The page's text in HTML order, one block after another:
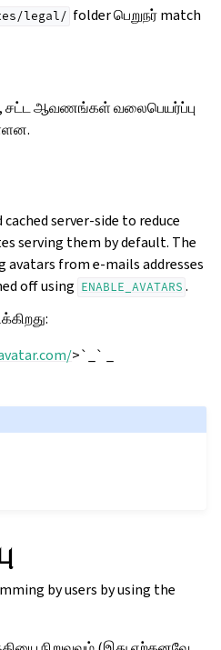
legal/ folder பெறுநர் match
சட்ட ஆவணங்கள் வலைபெயர்ப்பு
server-side to reduce
serving them by default. The
from e-mails addresses
off using ENABLE_AVATARS .
>`_` _
by users by using the